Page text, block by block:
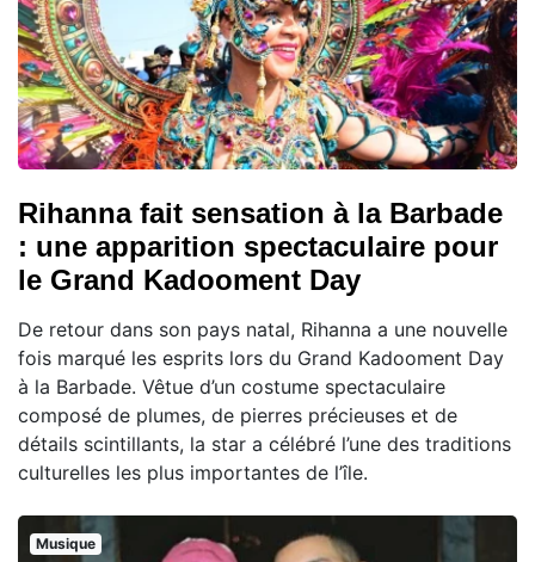
Rihanna fait sensation à la Barbade
: une apparition spectaculaire pour
le Grand Kadooment Day
De retour dans son pays natal, Rihanna a une nouvelle
fois marqué les esprits lors du Grand Kadooment Day
à la Barbade. Vêtue d’un costume spectaculaire
composé de plumes, de pierres précieuses et de
détails scintillants, la star a célébré l’une des traditions
culturelles les plus importantes de l’île.
Musique